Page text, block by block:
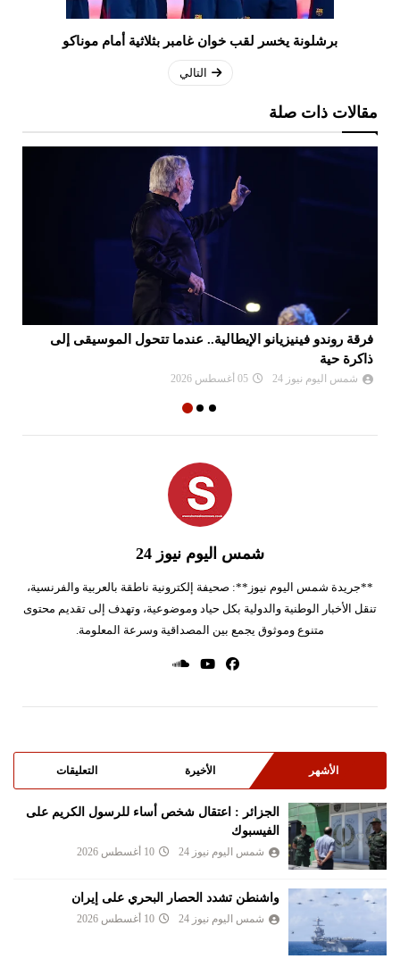
برشلونة يخسر لقب خوان غامبر بثلاثية أمام موناكو
التالي
مقالات ذات صلة
فرقة روندو فينيزيانو الإيطالية.. عندما تتحول الموسيقى إلى
ذاكرة حية
شمس اليوم نيوز 24 05 أغسطس 2026
شمس اليوم نيوز 24
**جريدة شمس اليوم نيوز**: صحيفة إلكترونية ناطقة بالعربية والفرنسية،
تنقل الأخبار الوطنية والدولية بكل حياد وموضوعية، وتهدف إلى تقديم محتوى
متنوع وموثوق يجمع بين المصداقية وسرعة المعلومة.
الأشهر الأخيرة التعليقات
الجزائر : اعتقال شخص أساء للرسول الكريم على
الفيسبوك
شمس اليوم نيوز 24 10 أغسطس 2026
واشنطن تشدد الحصار البحري على إيران
شمس اليوم نيوز 24 10 أغسطس 2026